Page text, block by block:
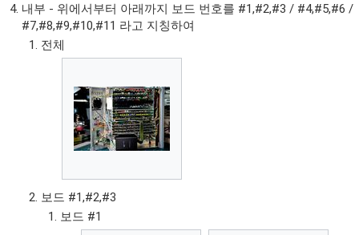
내부 - 위에서부터 아래까지 보드 번호를 #1,#2,#3 / #4,#5,#6 /
#7,#8,#9,#10,#11 라고 지칭하여
전체
보드 #1,#2,#3
보드 #1